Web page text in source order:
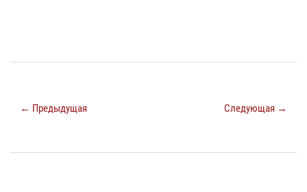
← Предыдущая Следующая →